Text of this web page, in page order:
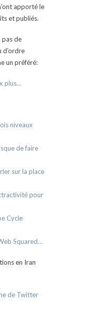
apporté le
et publiés.
pas de
d’ordre
un préféré:
plus…
niveaux
de faire
sur la place
pour
Cycle
Squared…
en Iran
de Twitter